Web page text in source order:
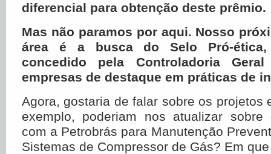
diferencial para obtenção deste prêmio.
Mas não paramos por aqui. Nosso
área é a busca do Selo Pró-ética,
concedido pela Controladoria
empresas de destaque em práticas de
Agora, gostaria de falar sobre os projetos
exemplo, poderiam nos atualizar
com a Petrobrás para Manutenção
Sistemas de Compressor de Gás? Em